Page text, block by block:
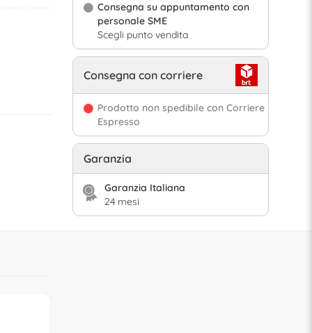
Consegna su appuntamento con
personale SME
Scegli punto vendita
Consegna con corriere
Prodotto non spedibile con Corriere
Espresso
Garanzia
Garanzia Italiana
24 mesi